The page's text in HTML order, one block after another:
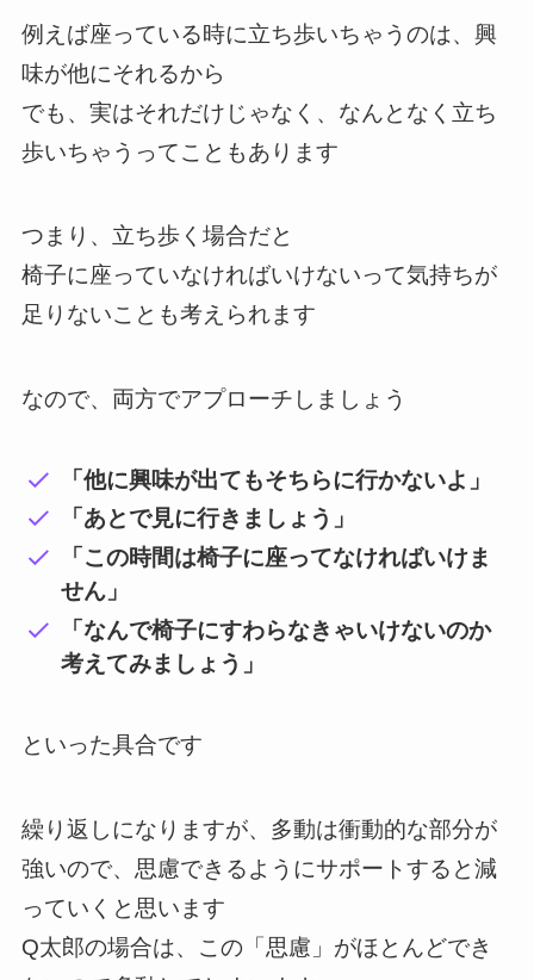
例えば座っている時に立ち歩いちゃうのは、興
味が他にそれるから
でも、実はそれだけじゃなく、なんとなく立ち
歩いちゃうってこともあります
つまり、立ち歩く場合だと
椅子に座っていなければいけないって気持ちが
足りないことも考えられます
なので、両方でアプローチしましょう
「他に興味が出てもそちらに行かないよ」
「あとで見に行きましょう」
「この時間は椅子に座ってなければいけま
せん」
「なんで椅子にすわらなきゃいけないのか
考えてみましょう」
といった具合です
繰り返しになりますが、多動は衝動的な部分が
強いので、思慮できるようにサポートすると減
っていくと思います
Q太郎の場合は、この「思慮」がほとんどでき